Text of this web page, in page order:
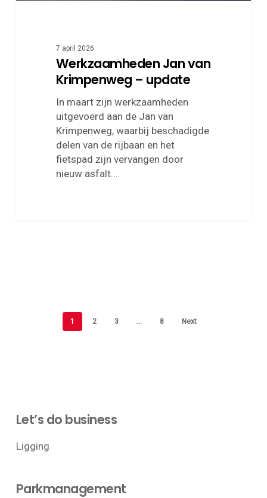
7 april 2026
Werkzaamheden Jan van
Krimpenweg – update
In maart zijn werkzaamheden
uitgevoerd aan de Jan van
Krimpenweg, waarbij beschadigde
delen van de rijbaan en het
fietspad zijn vervangen door
nieuw asfalt.…
1 2 3 … 8 Next
Let’s do business
Ligging
Parkmanagement